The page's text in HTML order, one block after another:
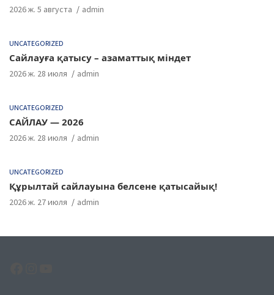
2026 ж. 5 августа admin
UNCATEGORIZED
Сайлауға қатысу – азаматтық міндет
2026 ж. 28 июля admin
UNCATEGORIZED
САЙЛАУ — 2026
2026 ж. 28 июля admin
UNCATEGORIZED
Құрылтай сайлауына белсене қатысайық!
2026 ж. 27 июля admin